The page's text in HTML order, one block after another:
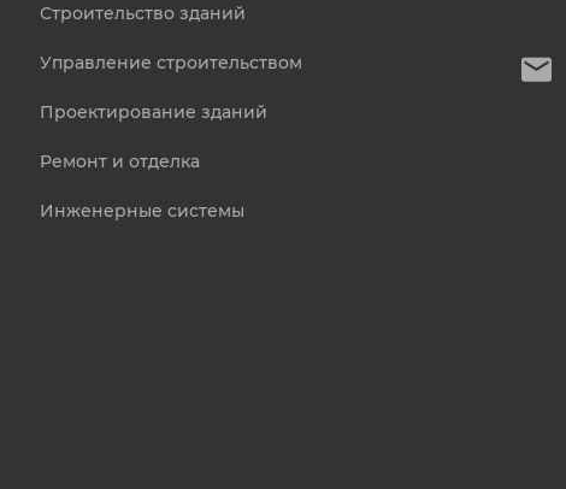
Строительство зданий
Управление строительством
Проектирование зданий
Ремонт и отделка
Инженерные системы